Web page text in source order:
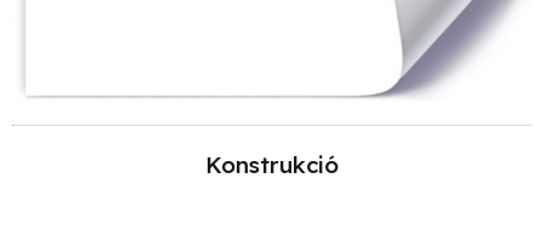
Konstrukció